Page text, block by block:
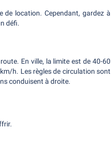
de location. Cependant, gardez à
défi.
En ville, la limite est de 40-60
h. Les règles de circulation sont
conduisent à droite.